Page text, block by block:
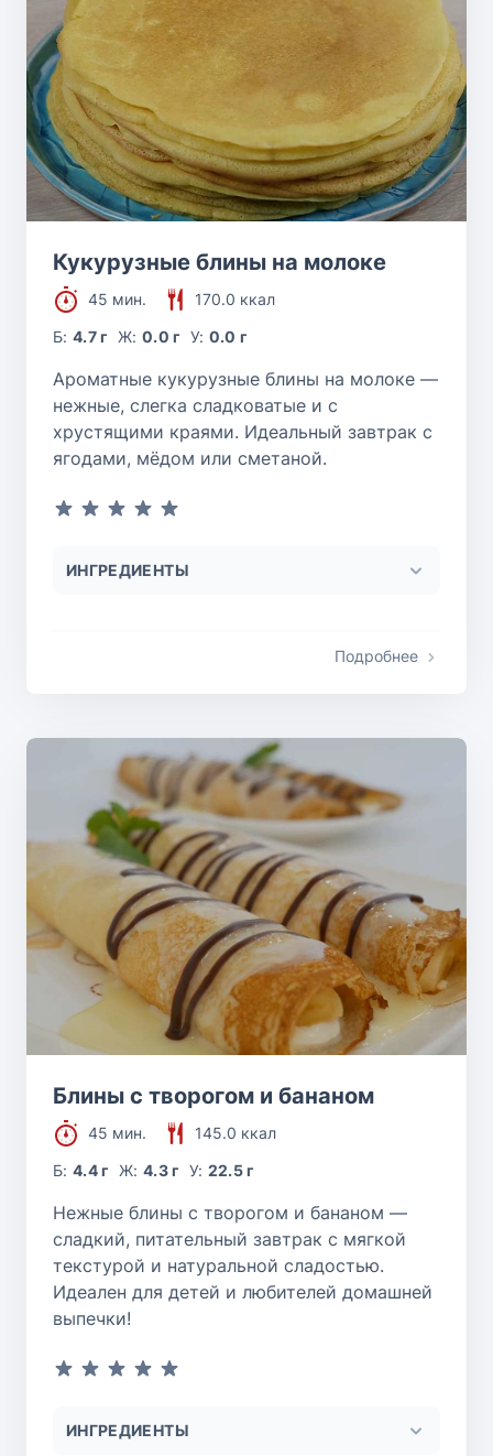
Кукурузные блины на молоке
45 мин.
170.0 ккал
Б:4.7 г Ж: 0.0 г У: 0.0 г
Ароматные кукурузные блины на молоке —
нежные, слегка сладковатые и с
хрустящими краями. Идеальный завтрак с
ягодами, мёдом или сметаной.
ИНГРЕДИЕНТЫ
Подробнее
Блины с творогом и бананом
45 мин.
145.0 ккал
Б:4.4 г Ж: 4.3 г У: 22.5 г
Нежные блины с творогом и бананом —
сладкий, питательный завтрак с мягкой
текстурой и натуральной сладостью.
Идеален для детей и любителей домашней
выпечки!
ИНГРЕДИЕНТЫ